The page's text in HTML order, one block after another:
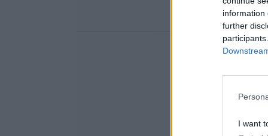
information
further
I want